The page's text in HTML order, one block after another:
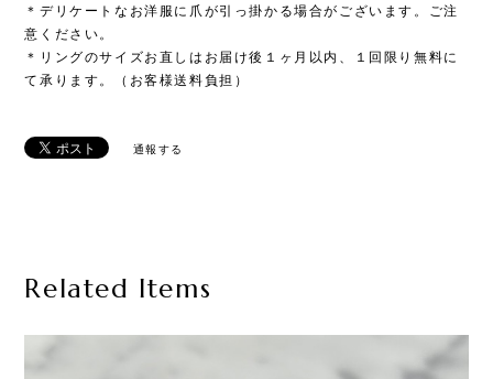
＊デリケートなお洋服に爪が引っ掛かる場合がございます。ご注
意ください。
＊リングのサイズお直しはお届け後１ヶ月以内、１回限り無料に
て承ります。（お客様送料負担）
通報する
Related Items